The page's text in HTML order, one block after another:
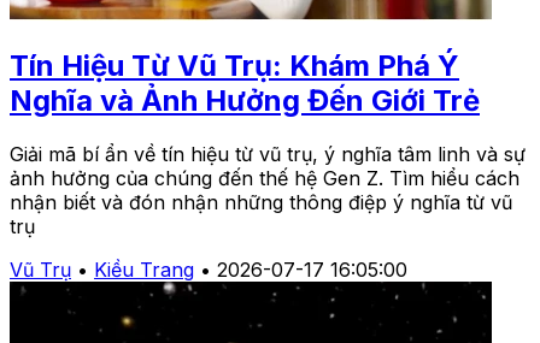
Tín Hiệu Từ Vũ Trụ: Khám Phá Ý
Nghĩa và Ảnh Hưởng Đến Giới Trẻ
Giải mã bí ẩn về tín hiệu từ vũ trụ, ý nghĩa tâm linh và sự
ảnh hưởng của chúng đến thế hệ Gen Z. Tìm hiểu cách
nhận biết và đón nhận những thông điệp ý nghĩa từ vũ
trụ
Vũ Trụ • Kiều Trang • 2026-07-17 16:05:00